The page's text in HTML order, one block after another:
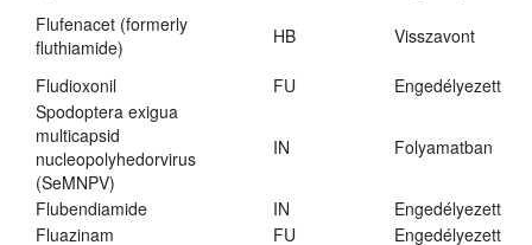
Flufenacet (formerly
fluthiamide)
HB Visszavont
Fludioxonil FU
Engedélyezett
Spodoptera exigua
multicapsid
nucleopolyhedorvirus
(SeMNPV)
IN Folyamatban
Flubendiamide IN
Engedélyezett
Fluazinam
FU
Engedélyezett